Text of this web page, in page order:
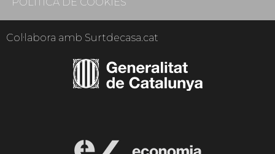
POLÍTICA DE COOKIES
Col·labora amb Surtdecasa.cat